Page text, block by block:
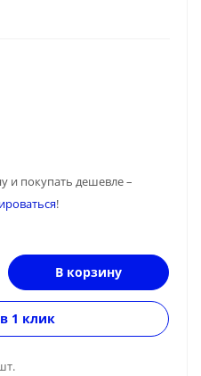
и покупать дешевле –
!
В корзину
1 клик